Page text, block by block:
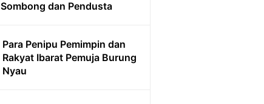
Sombong dan Pendusta
Para Penipu Pemimpin dan
Rakyat Ibarat Pemuja Burung
Nyau